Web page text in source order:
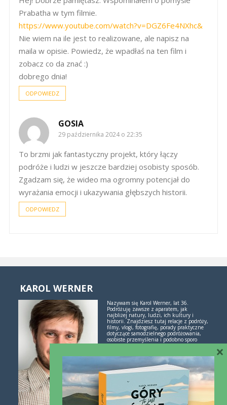
Prabatha w tym filmie.
https://www.youtube.com/watch?v=DGZ6Fe4NXhc&
Nie wiem na ile jest to realizowane, ale napisz na
maila w opisie. Powiedz, że wpadłaś na ten film i
zobacz co da znać :)
dobrego dnia!
ODPOWIEDZ
GOSIA
29 października 2024 o 22:35
To brzmi jak fantastyczny projekt, który łączy
podróże i ludzi w jeszcze bardziej osobisty sposób.
Zgadzam się, że wideo ma ogromny potencjał do
wyrażania emocji i ukazywania głębszych historii.
ODPOWIEDZ
KAROL WERNER
Nazywam się Karol Werner, lat 36.
Podróżuję zawsze z aparatem, jak
najbliżej natury, ludzi, ich kultury i
historii. Znajdziesz tutaj relacje z podróży,
filmy, vlogi, fotografię, porady praktyczne
dotyczące samodzielnego podróżowania,
osobiste przemyślenia i podobno sporo
inspiracji. Jeśli lubisz świetne historie i
polubimy się!
Więcej o mnie i blogu
×